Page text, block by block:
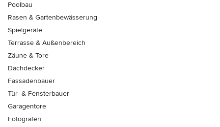
Poolbau
Rasen & Gartenbewässerung
Spielgeräte
Terrasse & Außenbereich
Zäune & Tore
Dachdecker
Fassadenbauer
Tür- & Fensterbauer
Garagentore
Fotografen